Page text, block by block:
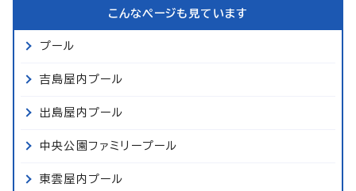
こんなページも見ています
プール
吉島屋内プール
出島屋内プール
中央公園ファミリープール
東雲屋内プール